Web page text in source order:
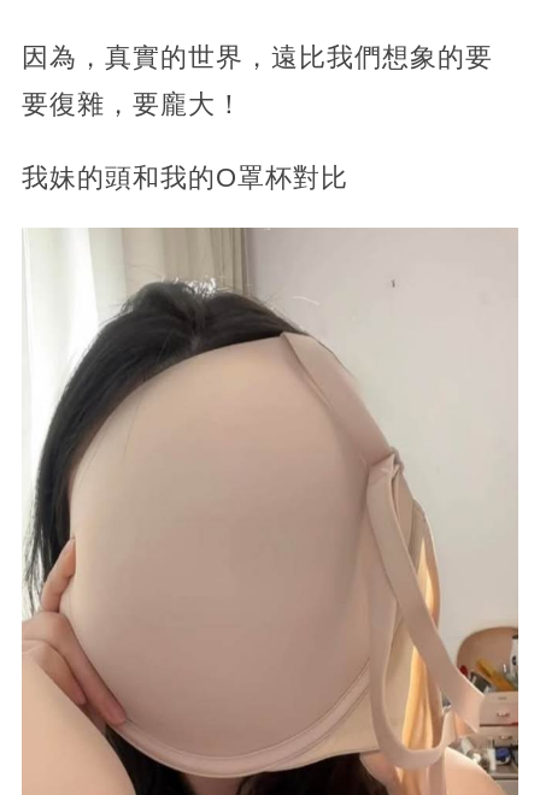
因為，真實的世界，遠比我們想象的要
要復雜，要龐大！
我妹的頭和我的O罩杯對比